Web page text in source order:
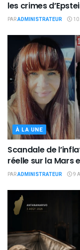
les crimes
PARADMINISTRATEUR
À LA UNE
Scandale de
réelle sur la Mars
PARADMINISTRATEUR 9